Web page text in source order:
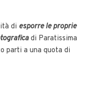
di esporre le proprie
di Paratissima
parti a una quota di